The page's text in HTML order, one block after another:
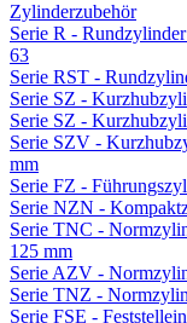
Zylinderzubehör
Serie R -
63
Serie RST -
Serie SZ -
Serie SZ -
Serie SZV -
mm
Serie FZ -
Serie NZN -
Serie TNC -
125 mm
Serie AZV -
Serie TNZ -
Serie FSE -